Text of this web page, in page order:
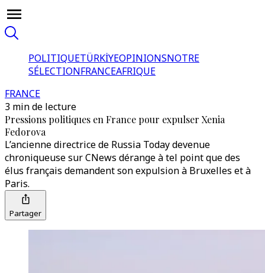
POLITIQUETÜRKİYEOPINIONSNOTRE
SÉLECTIONFRANCEAFRIQUE
FRANCE
3 min de lecture
Pressions politiques en France pour expulser Xenia
Fedorova
L’ancienne directrice de Russia Today devenue
chroniqueuse sur CNews dérange à tel point que des
élus français demandent son expulsion à Bruxelles et à
Paris.
Partager